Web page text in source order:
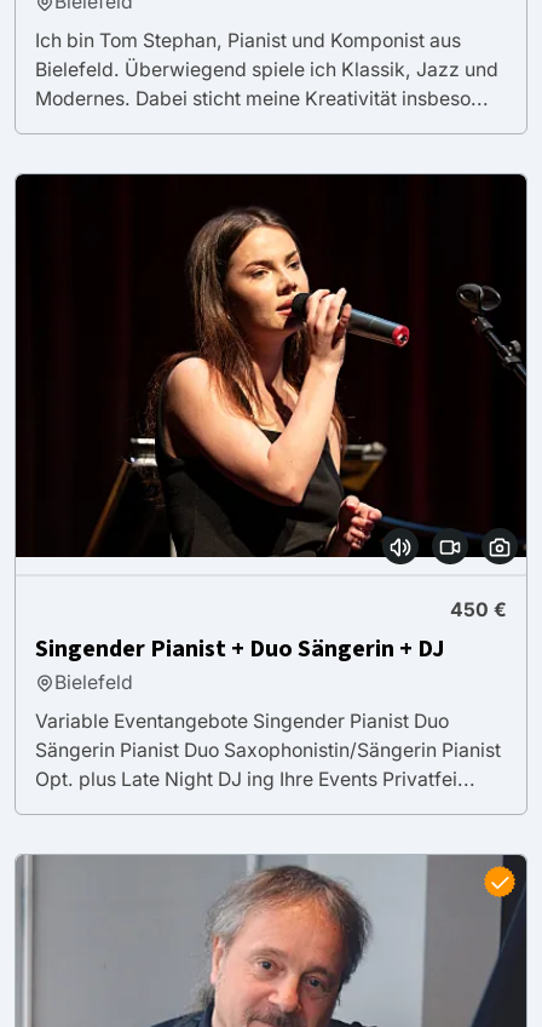
Ich bin Tom Stephan, Pianist und Komponist aus
Bielefeld. Überwiegend spiele ich Klassik, Jazz und
Modernes. Dabei sticht meine Kreativität insbeso...
450 €
Singender Pianist + Duo Sängerin + DJ
Bielefeld
Variable Eventangebote Singender Pianist Duo
Sängerin Pianist Duo Saxophonistin/Sängerin Pianist
Opt. plus Late Night DJ ing Ihre Events Privatfei...